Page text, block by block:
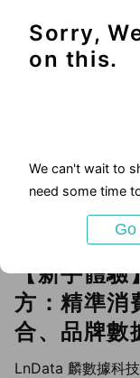
2025-05-23
【新手體驗
方：精準消
合、品牌數
LnData 麟數據科
Sorry,
on this.
We can't wait to
need some time